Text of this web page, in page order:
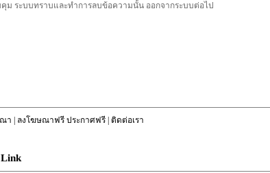
ม ระบบทราบและทำการลบข้อความนั้น ออกจากระบบต่อไป
า | ลงโฆษณาฟรี ประกาศฟรี| ติดต่อเรา